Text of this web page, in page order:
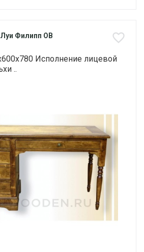
Филипп ОВ
Исполнение лицевой
..